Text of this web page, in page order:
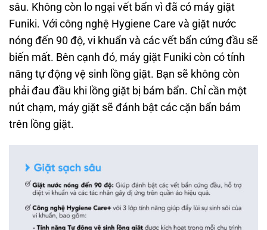
sâu. Không còn lo ngại vết bẩn vì đã có máy giặt
Funiki. Với công nghệ Hygiene Care và giặt nước
nóng đến 90 độ, vi khuẩn và các vết bẩn cứng đầu sẽ
biến mất. Bên cạnh đó, máy giặt Funiki còn có tính
năng tự động vệ sinh lồng giặt. Bạn sẽ không còn
phải đau đầu khi lồng giặt bị bám bẩn. Chỉ cần một
nút chạm, máy giặt sẽ đánh bật các cặn bẩn bám
trên lồng giặt.